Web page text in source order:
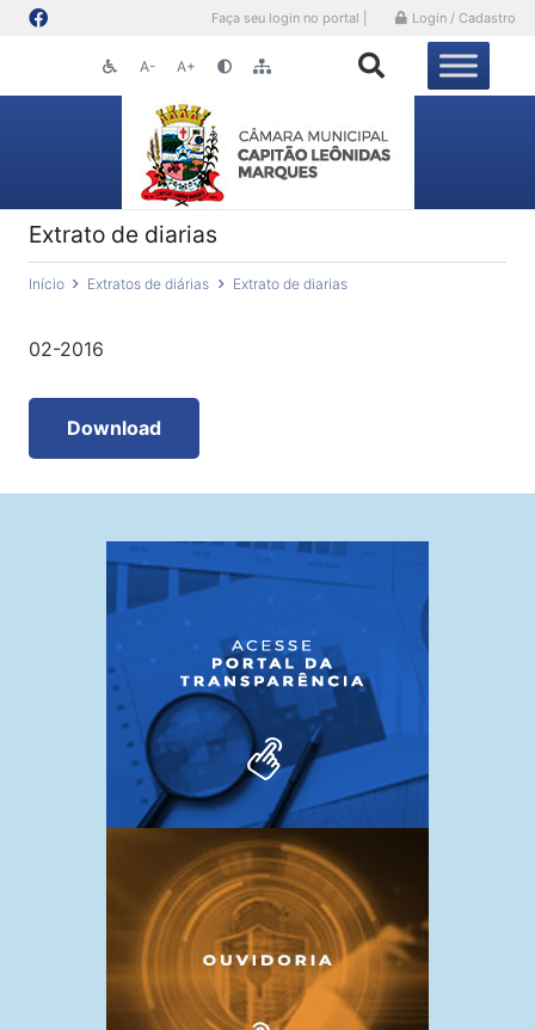
Faça seu login no portal | Login / Cadastro
A- A+
Extrato de diarias
Início Extratos de diárias Extrato de diarias
02-2016
Download